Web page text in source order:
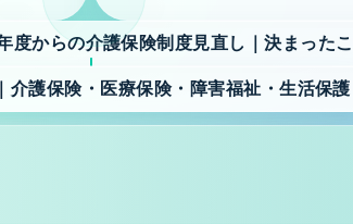
度からの介護保険制度見直し｜決まった
介護保険・医療保険・障害福祉・生活保護
向け